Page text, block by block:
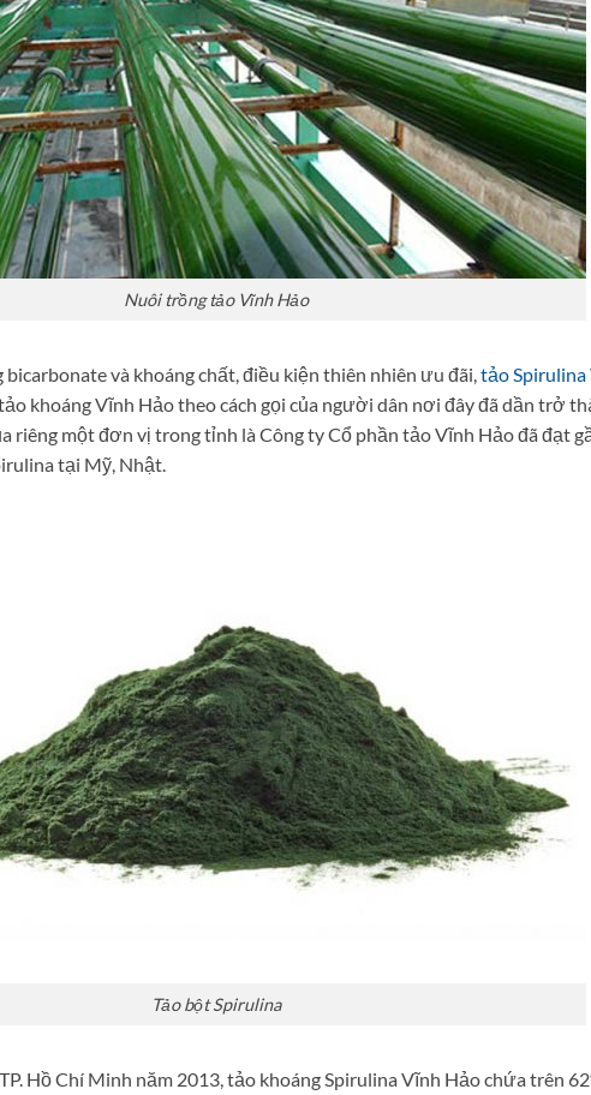
Nuôi trồng tảo Vĩnh Hảo
và khoáng chất, điều kiện thiên nhiên ưu đãi, tảo
khoáng Vĩnh Hảo theo cách gọi của người dân nơi đây đã dần trở
riêng một đơn vị trong tỉnh là Công ty Cổ phần tảo Vĩnh Hảo đã đạt
tại Mỹ, Nhật.
Tảo bột Spirulina
Hồ Chí Minh năm 2013, tảo khoáng Spirulina Vĩnh Hảo chứa trên